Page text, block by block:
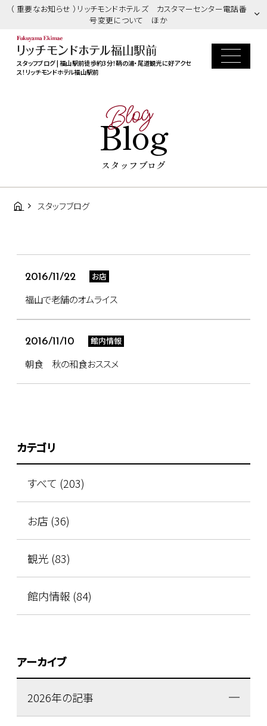
（ 重要なお知らせ ）リッチモンドホテルズ カスタマーセンター電話番
号変更について ほか
スタッフブログ | 福山駅前徒歩約3分！鞆の浦・尾道観光に好アクセ
ス！リッチモンドホテル福山駅前
Blog
Blog
スタッフブログ
スタッフブログ
2016/11/22 お店
福山で老舗のオムライス
2016/11/10 館内情報
朝食 秋の和食おススメ
カテゴリ
すべて (203)
お店 (36)
観光 (83)
館内情報 (84)
アーカイブ
2026年の記事